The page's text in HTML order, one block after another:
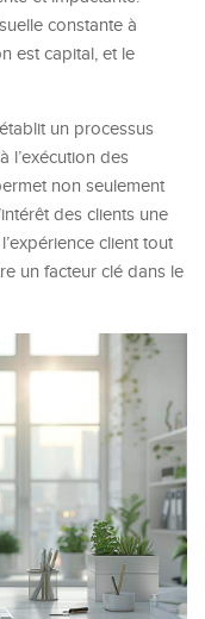
constante à
est capital, et le
un processus
l’exécution des
non seulement
des clients une
client tout
un facteur clé dans le